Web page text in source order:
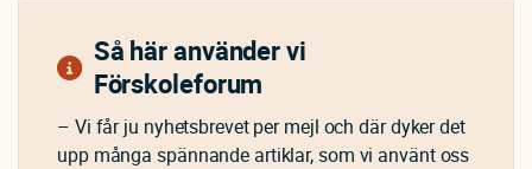
Så här använder vi
Förskoleforum
– Vi får ju nyhetsbrevet per mejl och där dyker det
upp många spännande artiklar, som vi använt oss